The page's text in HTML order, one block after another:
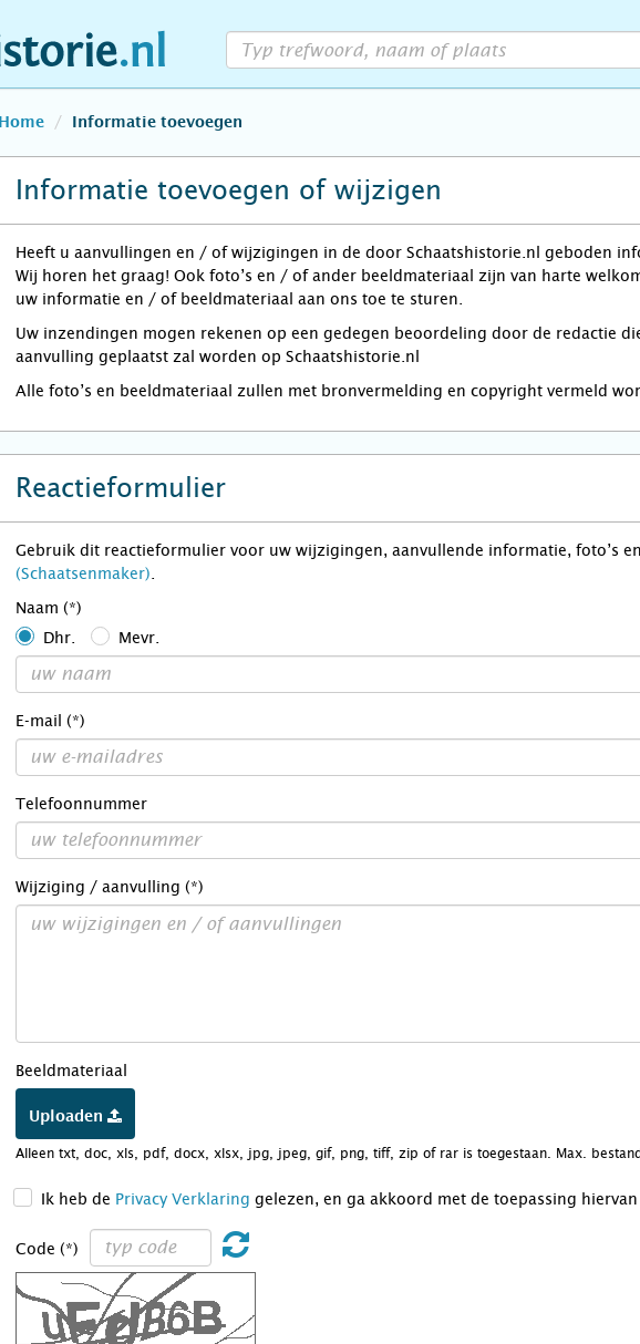
Home Informatie toevoegen
Informatie toevoegen of wijzigen
Heeft u aanvullingen en / of wijzigingen in de door Schaatshistorie.nl geboden
Wij horen het graag! Ook foto’s en / of ander beeldmateriaal zijn van harte
uw informatie en / of beeldmateriaal aan ons toe te sturen.
Uw inzendingen mogen rekenen op een gedegen beoordeling door de redactie
aanvulling geplaatst zal worden op Schaatshistorie.nl
Alle foto’s en beeldmateriaal zullen met bronvermelding en copyright vermeld
Reactieformulier
Gebruik dit reactieformulier voor uw wijzigingen, aanvullende informatie, foto’s
(Schaatsenmaker)
Naam (*)
Dhr.
Mevr.
E-mail (*)
Telefoonnummer
Wijziging / aanvulling (*)
Beeldmateriaal
Uploaden
Alleen txt, doc, xls, pdf, docx, xlsx, jpg, jpeg, gif, png, tiff, zip of rar is toegestaan. Max.
Ik heb de Privacy Verklaring gelezen, en ga akkoord met de toepassing hiervan
Code (*)